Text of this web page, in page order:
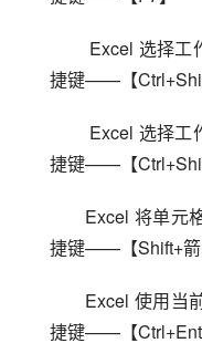
捷键——【
捷键——【
Excel 将单元
捷键——【Shift+箭
Excel 使用当
捷键——【